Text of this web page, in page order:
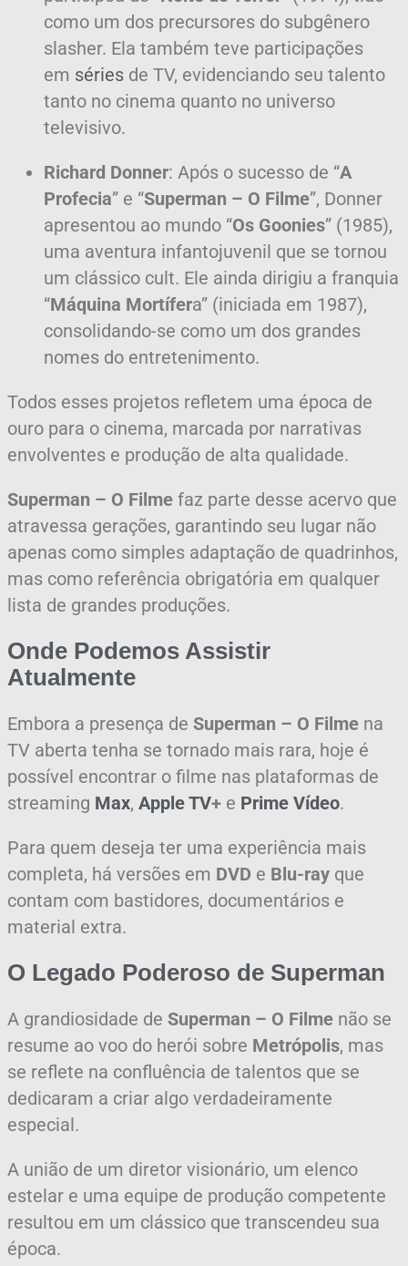
como um dos precursores do subgênero
slasher. Ela também teve participações
em séries de TV, evidenciando seu talento
tanto no cinema quanto no universo
televisivo.
Richard Donner: Após o sucesso de “A
Profecia” e “Superman – O Filme”, Donner
apresentou ao mundo “Os Goonies” (1985),
uma aventura infantojuvenil que se tornou
um clássico cult. Ele ainda dirigiu a franquia
“Máquina Mortífera” (iniciada em 1987),
consolidando-se como um dos grandes
nomes do entretenimento.
Todos esses projetos refletem uma época de
ouro para o cinema, marcada por narrativas
envolventes e produção de alta qualidade.
Superman – O Filme faz parte desse acervo que
atravessa gerações, garantindo seu lugar não
apenas como simples adaptação de quadrinhos,
mas como referência obrigatória em qualquer
lista de grandes produções.
Onde Podemos Assistir
Atualmente
Embora a presença de Superman – O Filme na
TV aberta tenha se tornado mais rara, hoje é
possível encontrar o filme nas plataformas de
streaming Max, Apple TV+ e Prime Vídeo.
Para quem deseja ter uma experiência mais
completa, há versões em DVD e Blu-ray que
contam com bastidores, documentários e
material extra.
O Legado Poderoso de Superman
A grandiosidade de Superman – O Filme não se
resume ao voo do herói sobre Metrópolis, mas
se reflete na confluência de talentos que se
dedicaram a criar algo verdadeiramente
especial.
A união de um diretor visionário, um elenco
estelar e uma equipe de produção competente
resultou em um clássico que transcendeu sua
época.